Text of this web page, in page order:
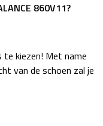
860V11?
te kiezen! Met name
van de schoen zal je